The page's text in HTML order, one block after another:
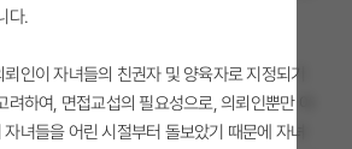
다.
인이 자녀들의 친권자 및 양육자로 지정되기
하여, 면접교섭의 필요성으로, 의뢰인뿐만 아
녀들을 어린 시절부터 돌보았기 때문에 자녀